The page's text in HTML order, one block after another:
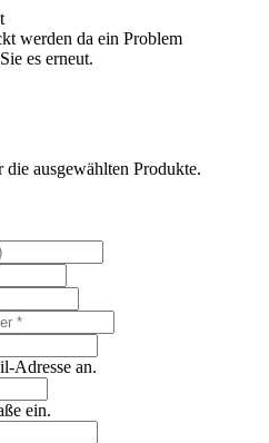
werden da ein Problem
es erneut.
die ausgewählten Produkte.
Adresse an.
ein.